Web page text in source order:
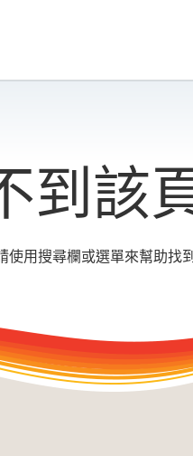
到該
用搜尋欄或選單來幫助找